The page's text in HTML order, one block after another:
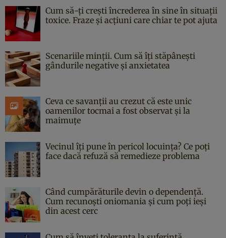
Cum să-ți crești încrederea în sine în situații
toxice. Fraze și acțiuni care chiar te pot ajuta
Scenariile minții. Cum să îți stăpânești
gândurile negative și anxietatea
Ceva ce savanții au crezut că este unic
oamenilor tocmai a fost observat și la
maimuțe
Vecinul îți pune în pericol locuința? Ce poți
face dacă refuză să remedieze problema
Când cumpărăturile devin o dependență.
Cum recunoști oniomania și cum poți ieși
din acest cerc